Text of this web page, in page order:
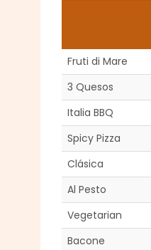
Fruti di Mare
3 Quesos
Italia BBQ
Spicy Pizza
Clásica
Al Pesto
Vegetarian
Bacone